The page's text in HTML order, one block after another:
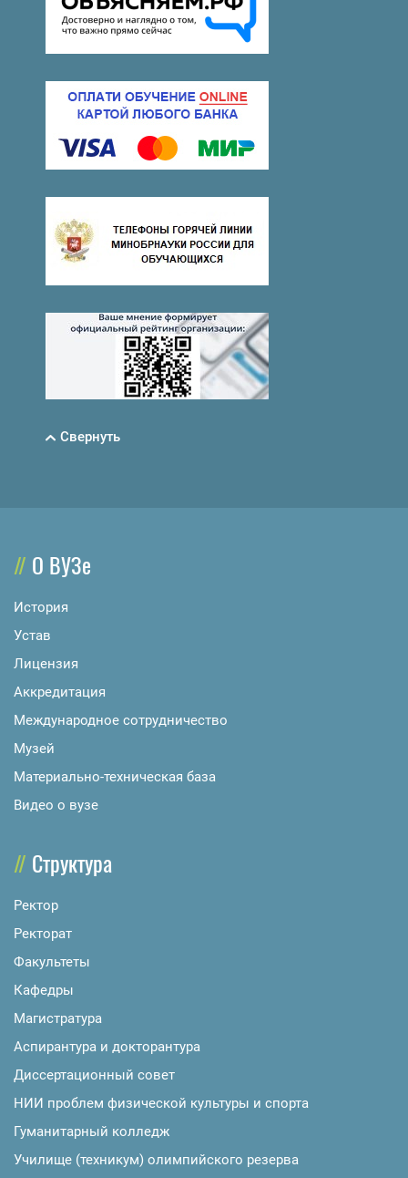
Свернуть
О ВУЗе
История
Устав
Лицензия
Аккредитация
Международное сотрудничество
Музей
Материально-техническая база
Видео о вузе
Структура
Ректор
Ректорат
Факультеты
Кафедры
Магистратура
Аспирантура и докторантура
Диссертационный совет
НИИ проблем физической культуры и спорта
Гуманитарный колледж
Училище (техникум) олимпийского резерва